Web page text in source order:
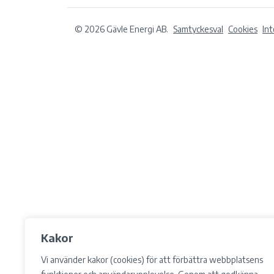
Kakor
Vi använder kakor (cookies) för att förbättra webbplatsens
© 2026 Gävle Energi AB. Samtyckesval Cookies